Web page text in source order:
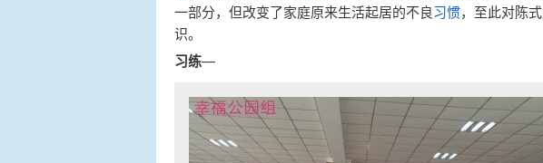
一部分，但改变了家庭原来生活起居的不良习惯，至此对陈
识。
习练—